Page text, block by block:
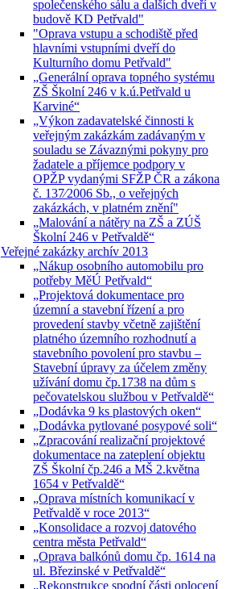
společenského sálu a dalších dveří v
budově KD Petřvald"
"Oprava vstupu a schodiště před
hlavními vstupními dveří do
Kulturního domu Petřvald"
„Generální oprava topného systému
ZŠ Školní 246 v k.ú.Petřvald u
Karviné“
„Výkon zadavatelské činnosti k
veřejným zakázkám zadávaným v
souladu se Závaznými pokyny pro
žadatele a příjemce podpory v
OPŽP vydanými SFŽP ČR a zákona
č. 137⁄2006 Sb., o veřejných
zakázkách, v platném znění"
„Malování a nátěry na ZŠ a ZÚŠ
Školní 246 v Petřvaldě“
Veřejné zakázky archív 2013
„Nákup osobního automobilu pro
potřeby MěÚ Petřvald“
„Projektová dokumentace pro
územní a stavební řízení a pro
provedení stavby včetně zajištění
platného územního rozhodnutí a
stavebního povolení pro stavbu –
Stavební úpravy za účelem změny
užívání domu čp.1738 na dům s
pečovatelskou službou v Petřvaldě“
„Dodávka 9 ks plastových oken“
„Dodávka pytlované posypové soli“
„Zpracování realizační projektové
dokumentace na zateplení objektu
ZŠ Školní čp.246 a MŠ 2.května
1654 v Petřvaldě“
„Oprava místních komunikací v
Petřvaldě v roce 2013“
„Konsolidace a rozvoj datového
centra města Petřvald“
„Oprava balkónů domu čp. 1614 na
ul. Březinské v Petřvaldě“
„Rekonstrukce spodní části oplocení